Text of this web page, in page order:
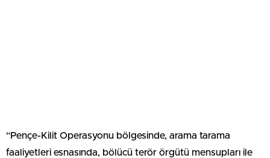
“Pençe-Kilit Operasyonu bölgesinde, arama tarama
faaliyetleri esnasında, bölücü terör örgütü mensupları ile